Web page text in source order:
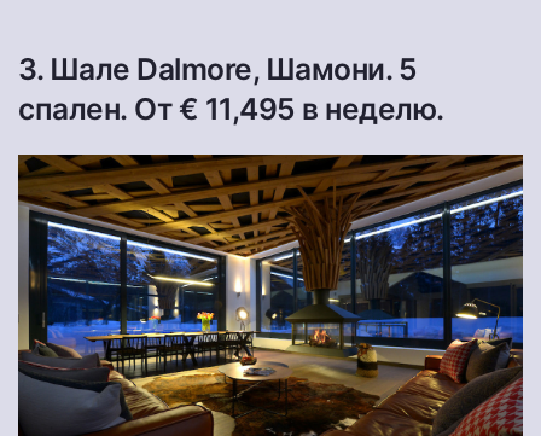
3. Шале Dalmore, Шамони. 5
спален. От € 11,495 в неделю.